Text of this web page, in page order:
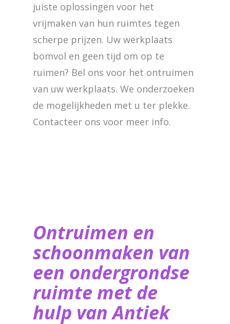
juiste oplossingen voor het
vrijmaken van hun ruimtes tegen
scherpe prijzen. Uw werkplaats
bomvol en geen tijd om op te
ruimen? Bel ons voor het ontruimen
van uw werkplaats. We onderzoeken
de mogelijkheden met u ter plekke.
Contacteer ons voor meer info.
Ontruimen en
schoonmaken van
een ondergrondse
ruimte met de
hulp van ​Antiek